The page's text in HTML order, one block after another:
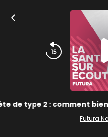
de type 2 : comment
Futura